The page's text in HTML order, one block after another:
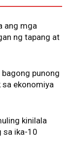
ang mga
ng tapang at
punong
ekonomiya
kinilala
sa ika-10